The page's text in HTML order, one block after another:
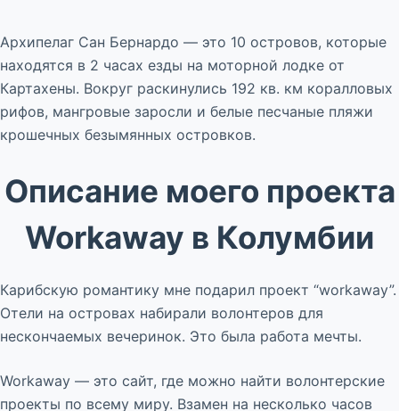
Архипелаг Сан Бернардо — это 10 островов, которые
находятся в 2 часах езды на моторной лодке от
Картахены. Вокруг раскинулись 192 кв. км коралловых
рифов, мангровые заросли и белые песчаные пляжи
крошечных безымянных островков.
Описание моего проекта
Workaway в Колумбии
Карибскую романтику мне подарил проект “workaway”.
Отели на островах набирали волонтеров для
нескончаемых вечеринок. Это была работа мечты.
Workaway — это сайт, где можно найти волонтерские
проекты по всему миру. Взамен на несколько часов